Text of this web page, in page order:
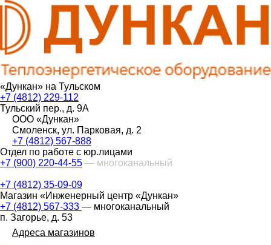
«Дункан» на Тульском
+7 (4812) 229-112
Тульский пер., д. 9А
ООО «Дункан»
Смоленск, ул. Парковая, д. 2
+7 (4812) 567-888
Отдел по работе с юр.лицами
+7 (900) 220-44-55 — многоканальный
+7 (4812) 35-09-09
Магазин «Инженерный центр «Дункан»
+7 (4812) 567-333 — многоканальный
п. Загорье, д. 53
Адреса магазинов